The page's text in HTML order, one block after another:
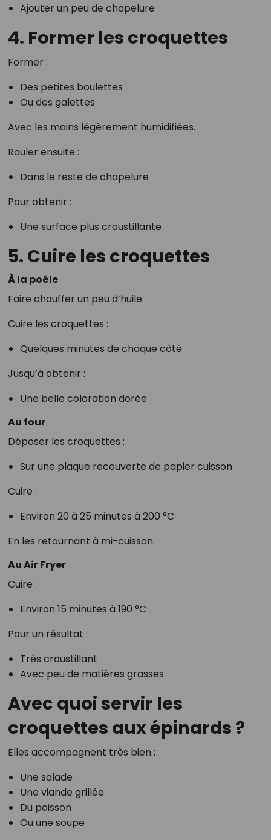
Ajouter un peu de chapelure
4. Former les croquettes
Former :
Des petites boulettes
Ou des galettes
Avec les mains légèrement humidifiées.
Rouler ensuite :
Dans le reste de chapelure
Pour obtenir :
Une surface plus croustillante
5. Cuire les croquettes
À la poêle
Faire chauffer un peu d’huile.
Cuire les croquettes :
Quelques minutes de chaque côté
Jusqu’à obtenir :
Une belle coloration dorée
Au four
Déposer les croquettes :
Sur une plaque recouverte de papier cuisson
Cuire :
Environ 20 à 25 minutes à 200 °C
En les retournant à mi-cuisson.
Au Air Fryer
Cuire :
Environ 15 minutes à 190 °C
Pour un résultat :
Très croustillant
Avec peu de matières grasses
Avec quoi servir les
croquettes aux épinards ?
Elles accompagnent très bien :
Une salade
Une viande grillée
Du poisson
Ou une soupe